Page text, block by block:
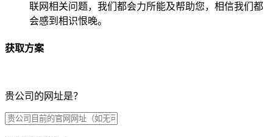
联网相关问题，我们都会力所能及帮助您，相信我们都
会感到相识恨晚。
获取方案
贵公司的网址是？